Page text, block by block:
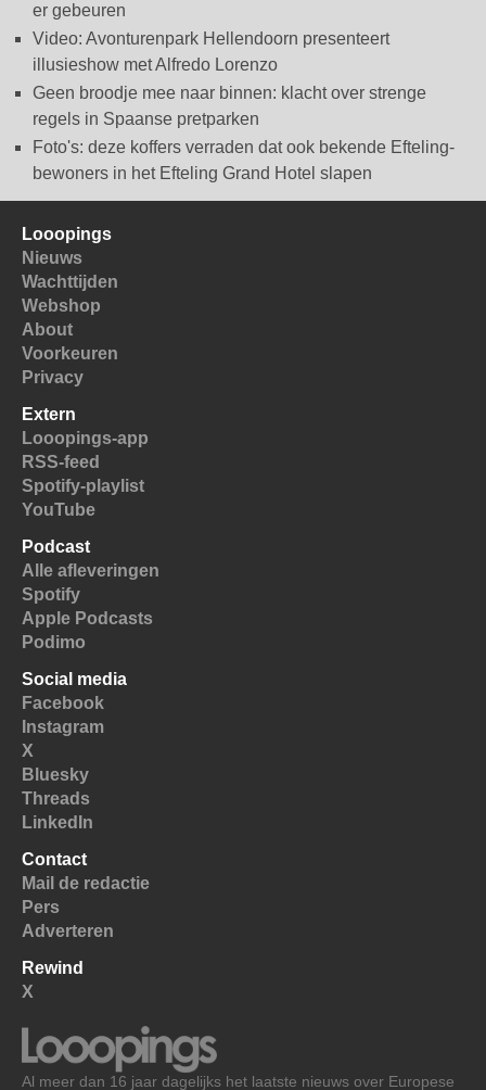
er gebeuren
Video: Avonturenpark Hellendoorn presenteert
illusieshow met Alfredo Lorenzo
Geen broodje mee naar binnen: klacht over strenge
regels in Spaanse pretparken
Foto's: deze koffers verraden dat ook bekende Efteling-
bewoners in het Efteling Grand Hotel slapen
Looopings
Nieuws
Wachttijden
Webshop
About
Voorkeuren
Privacy
Extern
Looopings-app
RSS-feed
Spotify-playlist
YouTube
Podcast
Alle afleveringen
Spotify
Apple Podcasts
Podimo
Social media
Facebook
Instagram
X
Bluesky
Threads
LinkedIn
Contact
Mail de redactie
Pers
Adverteren
Rewind
X
Al meer dan 16 jaar dagelijks het laatste nieuws over Europese